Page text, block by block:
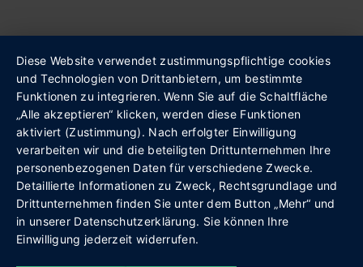
Diese Website verwendet zustimmungspflichtige cookies
und Technologien von Drittanbietern, um bestimmte
Funktionen zu integrieren. Wenn Sie auf die Schaltfläche
„Alle akzeptieren“ klicken, werden diese Funktionen
aktiviert (Zustimmung). Nach erfolgter Einwilligung
verarbeiten wir und die beteiligten Drittunternehmen Ihre
personenbezogenen Daten für verschiedene Zwecke.
Detaillierte Informationen zu Zweck, Rechtsgrundlage und
Drittunternehmen finden Sie unter dem Button „Mehr“ und
in unserer Datenschutzerklärung. Sie können Ihre
Einwilligung jederzeit widerrufen.